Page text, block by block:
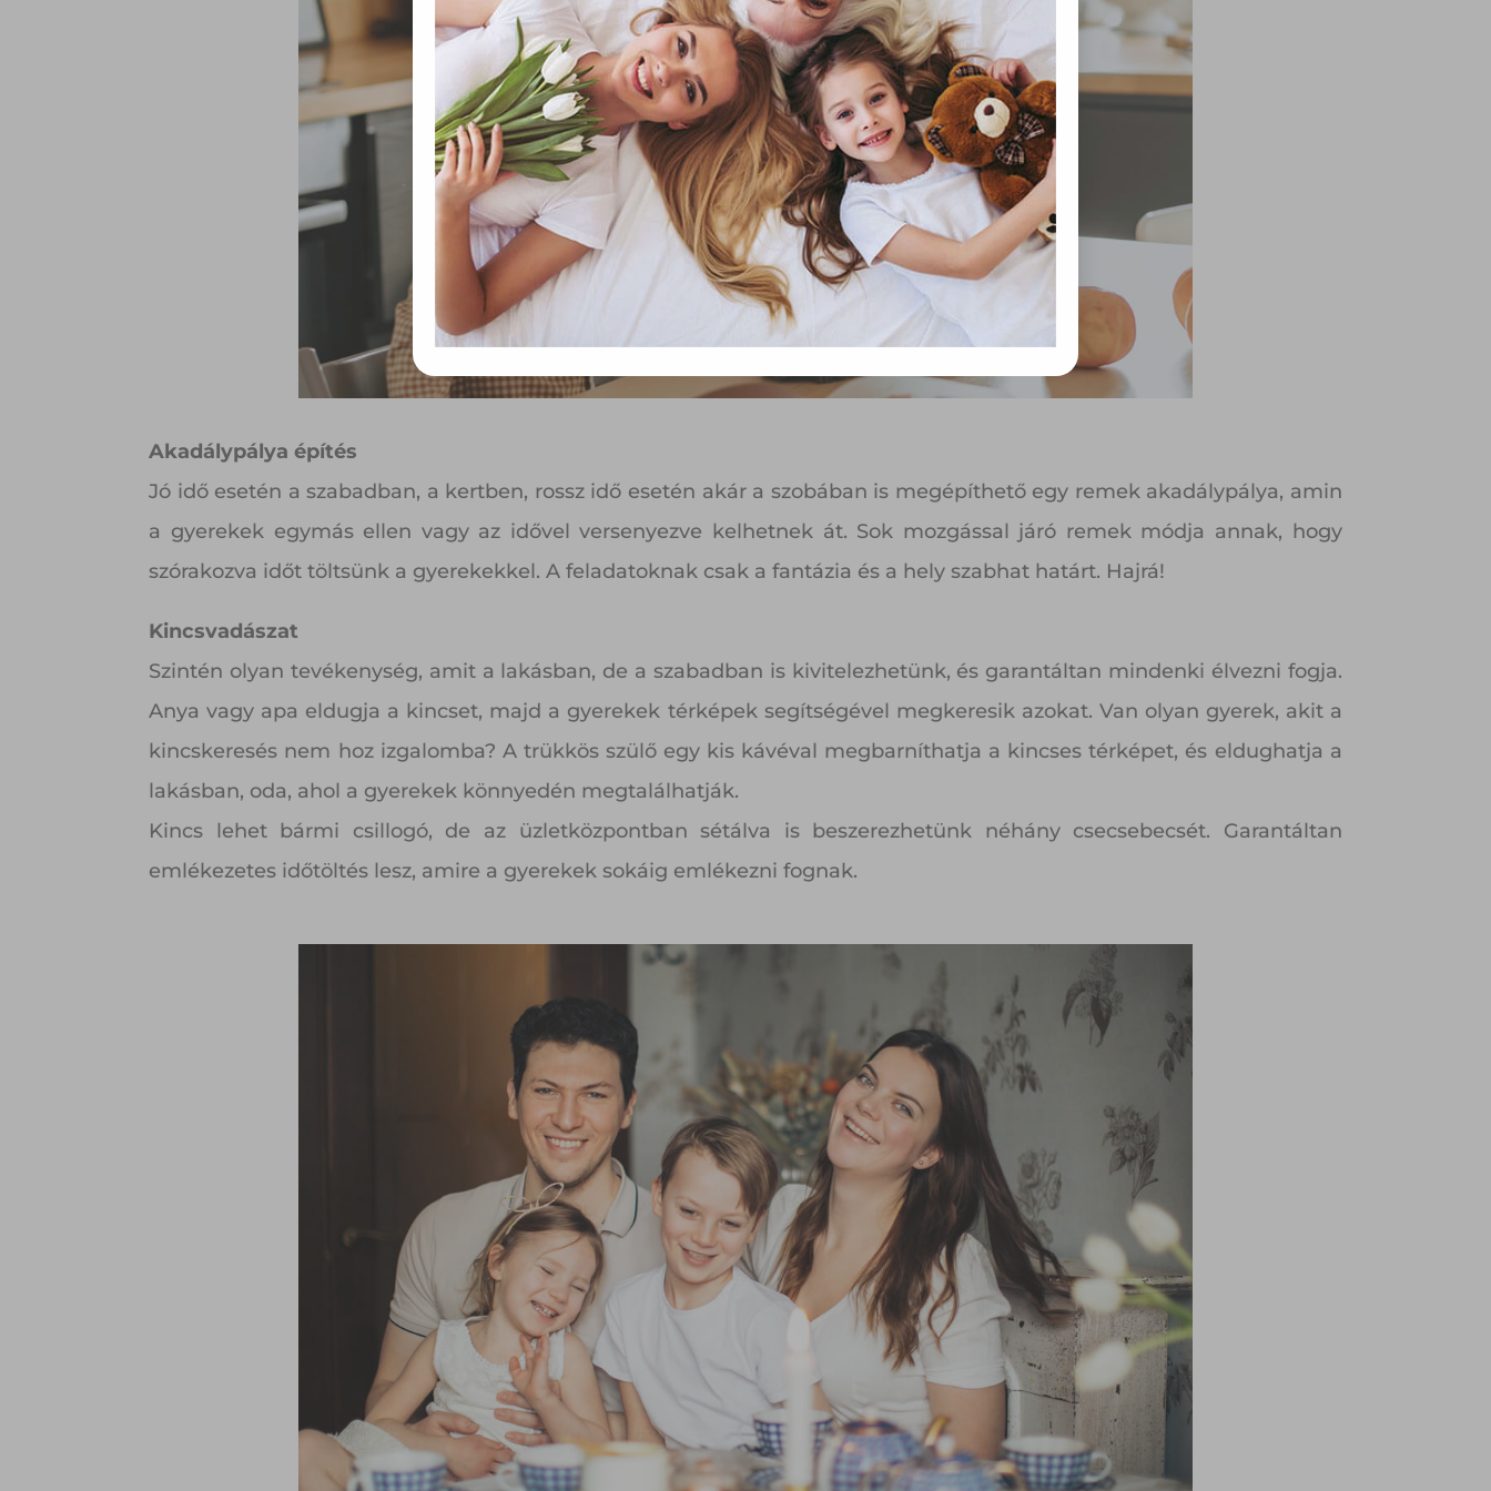
Akadálypálya építés
Jó idő esetén a szabadban, a kertben, rossz idő esetén akár a szobában is megépíthető egy remek akadálypálya, amin
a gyerekek egymás ellen vagy az idővel versenyezve kelhetnek át. Sok mozgással járó remek módja annak, hogy
szórakozva időt töltsünk a gyerekekkel. A feladatoknak csak a fantázia és a hely szabhat határt. Hajrá!
Kincsvadászat
Szintén olyan tevékenység, amit a lakásban, de a szabadban is kivitelezhetünk, és garantáltan mindenki élvezni fogja.
Anya vagy apa eldugja a kincset, majd a gyerekek térképek segítségével megkeresik azokat. Van olyan gyerek, akit a
kincskeresés nem hoz izgalomba? A trükkös szülő egy kis kávéval megbarníthatja a kincses térképet, és eldughatja a
lakásban, oda, ahol a gyerekek könnyedén megtalálhatják.
Kincs lehet bármi csillogó, de az üzletközpontban sétálva is beszerezhetünk néhány csecsebecsét. Garantáltan
emlékezetes időtöltés lesz, amire a gyerekek sokáig emlékezni fognak.
valamint az Európai Unió előírásainak megfelelően használjuk. Azon
weblapoknak, melyek az Európai Unió országain belül működnek, a „sütik"
használatához, és ezeknek a felhasználó számítógépén vagy egyéb
eszközén történő tárolásához a felhasználók hozzájárulását kell kérniük.
Elfogadom
Módosítom a beállításokat